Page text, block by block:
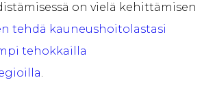
on vielä kehittämisen
tehdä kauneushoitolastasi
tehokkailla
.